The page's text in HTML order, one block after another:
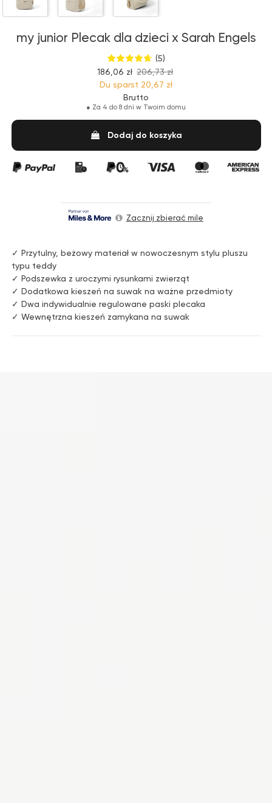
my junior Plecak dla dzieci x Sarah Engels
(5)
186,06 zł 206,73 zł
Du sparst 20,67 zł
Brutto
● Za 4 do 8 dni w Twoim domu
Dodaj do koszyka
Zacznij zbierać mile
✓ Przytulny, beżowy materiał w nowoczesnym stylu pluszu
typu teddy
✓ Podszewka z uroczymi rysunkami zwierząt
✓ Dodatkowa kieszeń na suwak na ważne przedmioty
✓ Dwa indywidualnie regulowane paski plecaka
✓ Wewnętrzna kieszeń zamykana na suwak